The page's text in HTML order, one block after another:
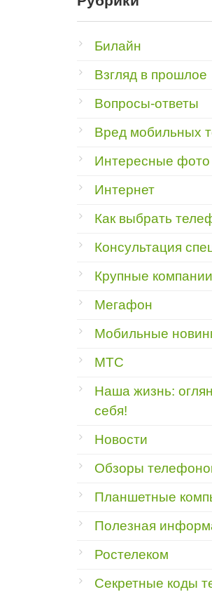
Билайн
Взгляд в прошлое
Вопросы-ответы
Вред мобильных
Интересные фото
Интернет
Как выбрать
Консультация
Крупные компании
Мегафон
Мобильные
МТС
Наша жизнь:
себя!
Новости
Обзоры
Планшетные
Полезная
Ростелеком
Секретные коды